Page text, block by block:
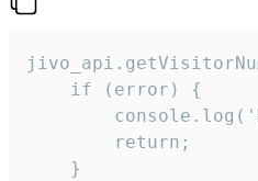
    if (error) {
        return;
    }